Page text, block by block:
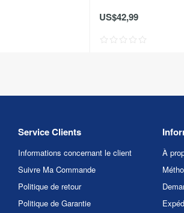
US$42,99
Service Clients
Informations concernant le client
Suivre Ma Commande
Politique de retour
Politique de Garantie
À